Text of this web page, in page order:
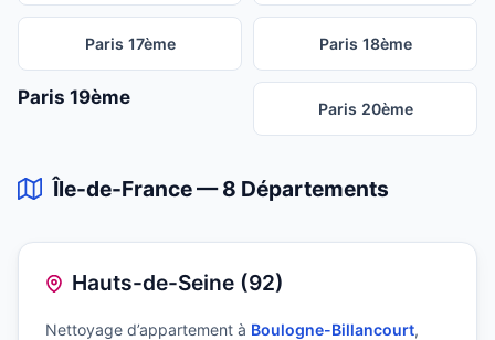
Paris 17ème Paris 18ème
Paris 19ème
Paris 20ème
Île-de-France — 8 Départements
Hauts-de-Seine (92)
Nettoyage d’appartement à Boulogne-Billancourt,